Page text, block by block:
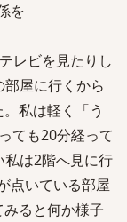
を
レビを見たりし
屋に行くから
私は軽く「う
ても20分経って
私は2階へ見に行
点いている部屋
ると何か様子